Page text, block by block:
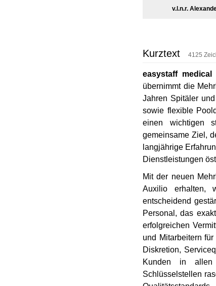
v.l.n.r.
Kurztext 4125
easystaff medical
übernimmt die
Jahren Spitäler
sowie flexible
einen wichtigen
gemeinsame Ziel,
langjährige
Dienstleistungen
Mit der neuen
Auxilio erhalten,
entscheidend
Personal, das
erfolgreichen
und Mitarbeitern
Diskretion,
Kunden in allen
Schlüsselstellen